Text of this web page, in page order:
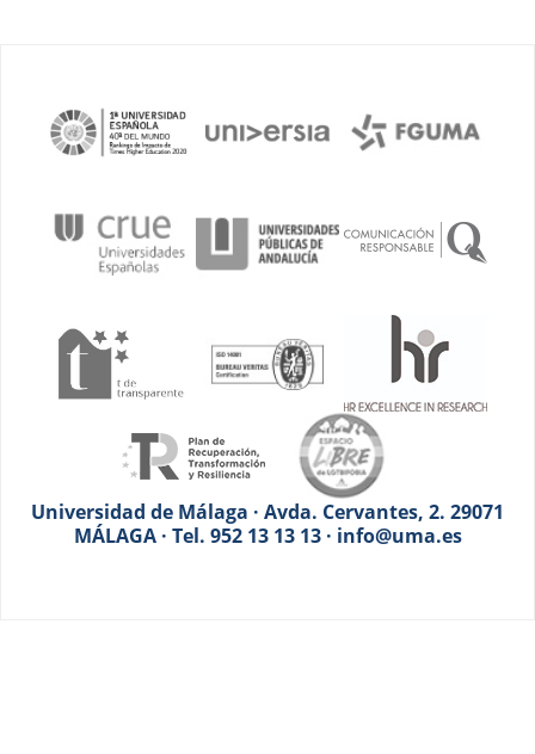
Universidad de Málaga · Avda. Cervantes, 2. 29071
MÁLAGA · Tel. 952 13 13 13 · info@uma.es